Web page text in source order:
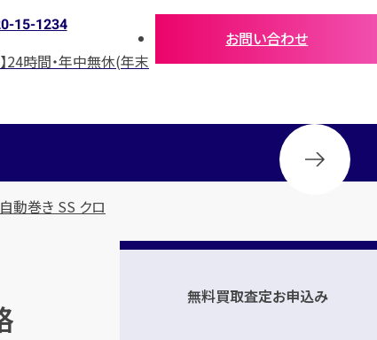
15-1234
24時間・年中無休(年末
お問い合わせ
動巻き SS クロ
無料買取査定お申込み